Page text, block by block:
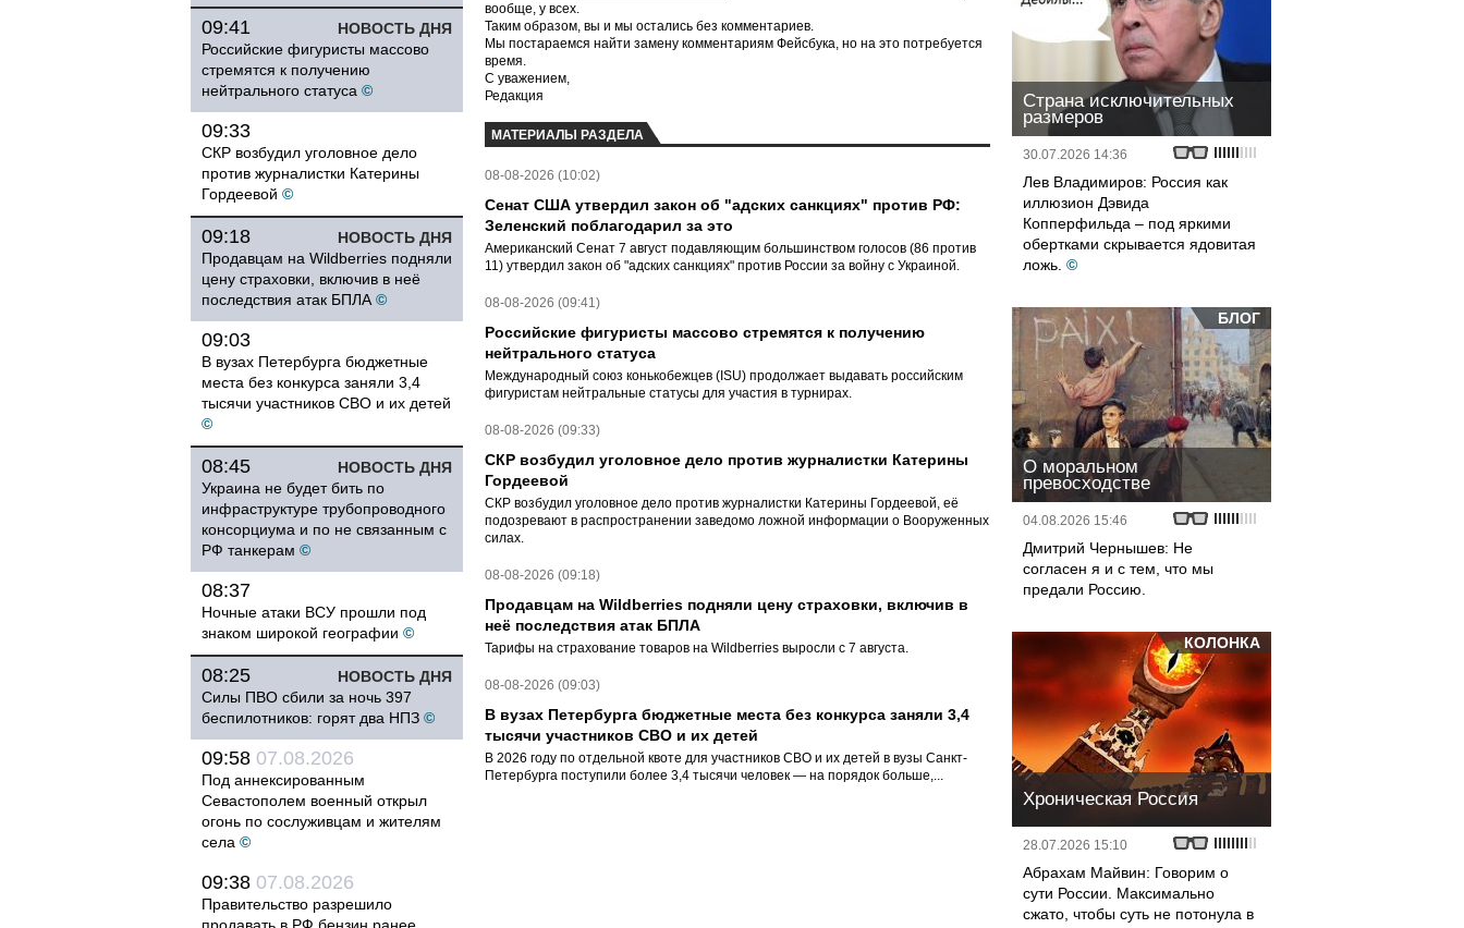
НОВОСТЬ ДНЯ
09:41
Российские фигуристы массово
стремятся к получению
нейтрального статуса ©
09:33
СКР возбудил уголовное дело
против журналистки Катерины
Гордеевой ©
НОВОСТЬ ДНЯ
09:18
Продавцам на Wildberries подняли
цену страховки, включив в неё
последствия атак БПЛА ©
09:03
В вузах Петербурга бюджетные
места без конкурса заняли 3,4
тысячи участников СВО и их детей
©
НОВОСТЬ ДНЯ
08:45
Украина не будет бить по
инфраструктуре трубопроводного
консорциума и по не связанным с
РФ танкерам ©
08:37
Ночные атаки ВСУ прошли под
знаком широкой географии ©
НОВОСТЬ ДНЯ
08:25
Силы ПВО сбили за ночь 397
беспилотников: горят два НПЗ ©
09:58 07.08.2026
Под аннексированным
Севастополем военный открыл
огонь по сослуживцам и жителям
села ©
09:38 07.08.2026
Правительство разрешило
вообще, у всех.
Таким образом, вы и мы остались без комментариев.
Мы постараемся найти замену комментариям Фейсбука, но на это потребуется
время.
С уважением,
Редакция
МАТЕРИАЛЫ РАЗДЕЛА
08-08-2026 (10:02)
Сенат США утвердил закон об "адских санкциях" против РФ:
Зеленский поблагодарил за это
Американский Сенат 7 август подавляющим большинством голосов (86 против
11) утвердил закон об "адских санкциях" против России за войну с Украиной.
08-08-2026 (09:41)
Российские фигуристы массово стремятся к получению
нейтрального статуса
Международный союз конькобежцев (ISU) продолжает выдавать российским
фигуристам нейтральные статусы для участия в турнирах.
08-08-2026 (09:33)
СКР возбудил уголовное дело против журналистки Катерины
Гордеевой
СКР возбудил уголовное дело против журналистки Катерины Гордеевой, её
подозревают в распространении заведомо ложной информации о Вооруженных
силах.
08-08-2026 (09:18)
Продавцам на Wildberries подняли цену страховки, включив в
неё последствия атак БПЛА
Тарифы на страхование товаров на Wildberries выросли с 7 августа.
08-08-2026 (09:03)
В вузах Петербурга бюджетные места без конкурса заняли 3,4
тысячи участников СВО и их детей
В 2026 году по отдельной квоте для участников СВО и их детей в вузы Санкт-
Петербурга поступили более 3,4 тысячи человек — на порядок больше,...
Страна исключительных
размеров
30.07.2026 14:36
Лев Владимиров: Россия как
иллюзион Дэвида
Копперфильда – под яркими
обертками скрывается ядовитая
ложь. ©
БЛОГ
О моральном
превосходстве
04.08.2026 15:46
Дмитрий Чернышев: Не
согласен я и с тем, что мы
предали Россию.
КОЛОНКА
Хроническая Россия
28.07.2026 15:10
Абрахам Майвин: Говорим о
сути России. Максимально
сжато, чтобы суть не потонула в